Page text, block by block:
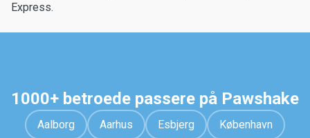
Express.
1000+ betroede passere på Pawshake
Aalborg Aarhus Esbjerg København